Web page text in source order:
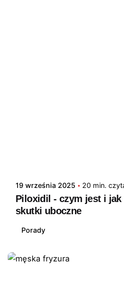
19 września 2025 20 min.
Piloxidil - czym jest i jak
skutki uboczne
Porady